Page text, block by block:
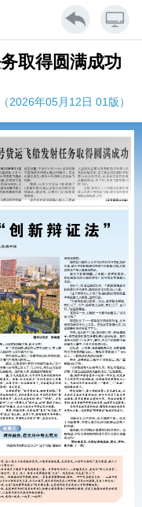
取得圆满成功
2026年05月12日 01版）